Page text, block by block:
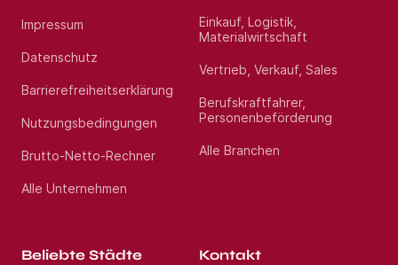
Impressum
Datenschutz
Barrierefreiheitserklärung
Nutzungsbedingungen
Brutto-Netto-Rechner
Alle Unternehmen
Einkauf, Logistik,
Materialwirtschaft
Vertrieb, Verkauf, Sales
Berufskraftfahrer,
Personenbeförderung
Alle Branchen
Beliebte Städte Kontakt